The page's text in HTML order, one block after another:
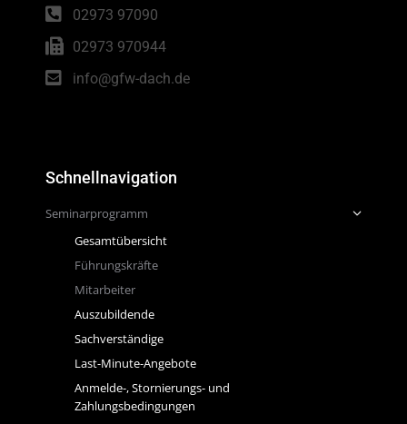
02973 97090
02973 970944
info@gfw-dach.de
Schnellnavigation
Seminarprogramm
Gesamtübersicht
Führungskräfte
Mitarbeiter
Auszubildende
Sachverständige
Last-Minute-Angebote
Anmelde-, Stornierungs- und
Zahlungsbedingungen